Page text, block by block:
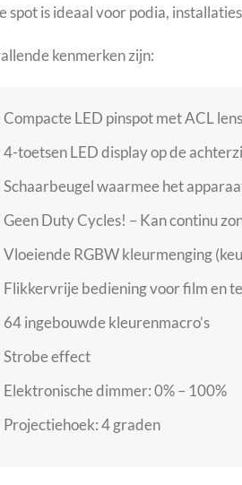
spot is ideaal voor podia,
kenmerken zijn:
Compacte LED pinspot met ACL
4-toetsen LED display op de
Schaarbeugel waarmee het
Geen Duty Cycles! – Kan continu
Vloeiende RGBW kleurmenging
Flikkervrije bediening voor film en
64 ingebouwde kleurenmacro’s
Strobe effect
Elektronische dimmer: 0% – 100%
Projectiehoek: 4 graden